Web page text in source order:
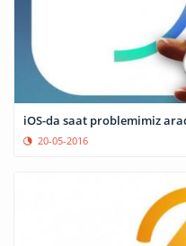
iOS-da saat problemimiz
20-05-2016